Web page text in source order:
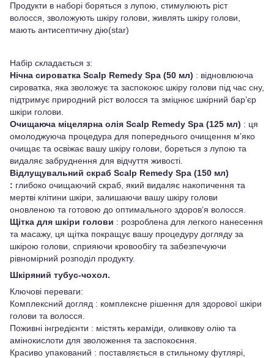
Продукти в наборі боряться з лупою, стимулюють ріст
волосся, зволожують шкіру голови, живлять шкіру голови,
мають антисептичну дію(star)
Набір складається з:
Нічна сироватка Scalp Remedy Spa (50 мл) : відновлююча
сироватка, яка зволожує та заспокоює шкіру голови під час сну,
підтримує природний ріст волосся та зміцнює шкірний бар’єр
шкіри голови.
Очищаюча міцелярна олія Scalp Remedy Spa (125 мл) : ця
омолоджуюча процедура для попереднього очищення м’яко
очищає та освіжає вашу шкіру голови, бореться з лупою та
видаляє забруднення для відчуття живості.
Відлущувальний скраб Scalp Remedy Spa (150 мл)
: глибоко очищаючий скраб, який видаляє накопичення та
мертві клітини шкіри, залишаючи вашу шкіру голови
оновленою та готовою до оптимального здоров’я волосся.
Щітка для шкіри голови : розроблена для легкого нанесення
та масажу, ця щітка покращує вашу процедуру догляду за
шкірою голови, сприяючи кровообігу та забезпечуючи
рівномірний розподіл продукту.
Шкіряний тубус-чохол.
Ключові переваги:
Комплексний догляд : комплексне рішення для здорової шкіри
голови та волосся.
Поживні інгредієнти : містять кераміди, оливкову олію та
амінокислоти для зволоження та заспокоєння.
Красиво упакований : поставляється в стильному футлярі,